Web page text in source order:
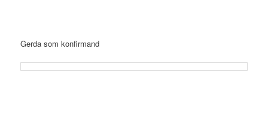
Gerda som konfirmand